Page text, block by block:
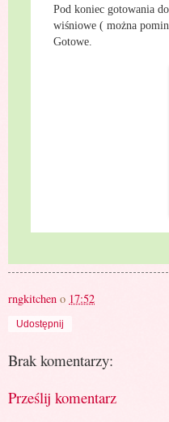
Pod koniec gotowania
wiśniowe ( można
Gotowe.
rngkitchen o 17:52
Udostępnij
Brak komentarzy:
Prześlij komentarz